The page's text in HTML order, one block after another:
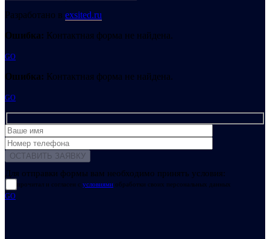
Разработано в exsited.ru
Ошибка: Контактная форма не найдена.
GO
Ошибка: Контактная форма не найдена.
GO
Для отправки формы вам необходимо принять условия:
прочитал и согласен с условиями обработки своих персональных данных
GO